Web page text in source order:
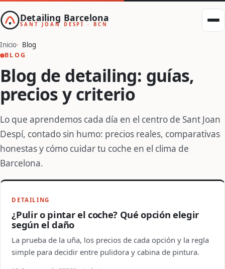
Detailing Barcelona
SANT JOAN DESPÍ · BCN
Inicio Blog
BLOG
Blog de detailing: guías,
precios y criterio
Lo que aprendemos cada día en el centro de Sant Joan
Despí, contado sin humo: precios reales, comparativas
honestas y cómo cuidar tu coche en el clima de
Barcelona.
DETAILING
¿Pulir o pintar el coche? Qué opción elegir
según el daño
La prueba de la uña, los precios de cada opción y la regla
simple para decidir entre pulidora y cabina de pintura.